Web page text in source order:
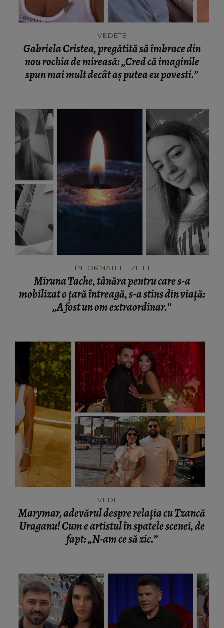
VEDETE
Gabriela Cristea, pregătită să îmbrace din
nou rochia de mireasă: „Cred că imaginile
spun mai mult decât aș putea eu povesti.”
INFORMATIILE ZILEI
Miruna Tache, tânăra pentru care s-a
mobilizat o țară întreagă, s-a stins din viață:
„A fost un om extraordinar.”
VEDETE
Marymar, adevărul despre relația cu Tzancă
Uraganu! Cum e artistul în spatele scenei, de
fapt: „N-am ce să zic.”